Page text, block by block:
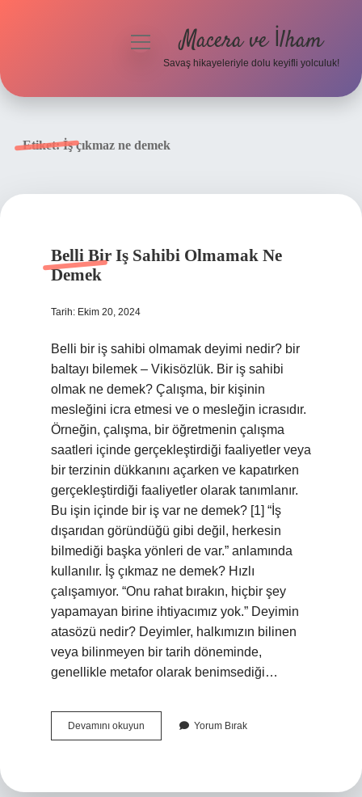
menüyüMacera ve İlham
Savaş hikayeleriyle dolu keyifli yolculuk!
Etiket:İş çıkmaz ne demek
Belli Bir Iş Sahibi Olmamak Ne
Demek
Tarih: Ekim 20, 2024
Belli bir iş sahibi olmamak deyimi nedir? bir
baltayı bilemek – Vikisözlük. Bir iş sahibi
olmak ne demek? Çalışma, bir kişinin
mesleğini icra etmesi ve o mesleğin icrasıdır.
Örneğin, çalışma, bir öğretmenin çalışma
saatleri içinde gerçekleştirdiği faaliyetler veya
bir terzinin dükkanını açarken ve kapatırken
gerçekleştirdiği faaliyetler olarak tanımlanır.
Bu işin içinde bir iş var ne demek? [1] “İş
dışarıdan göründüğü gibi değil, herkesin
bilmediği başka yönleri de var.” anlamında
kullanılır. İş çıkmaz ne demek? Hızlı
çalışamıyor. “Onu rahat bırakın, hiçbir şey
yapamayan birine ihtiyacımız yok.” Deyimin
atasözü nedir? Deyimler, halkımızın bilinen
veya bilinmeyen bir tarih döneminde,
genellikle metafor olarak benimsediği…
Devamını okuyun
Bir
Yorum Bırak